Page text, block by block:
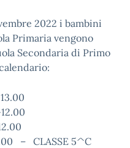
2022 i bambini
Primaria vengono
Secondaria di Primo
– CLASSE 5^C